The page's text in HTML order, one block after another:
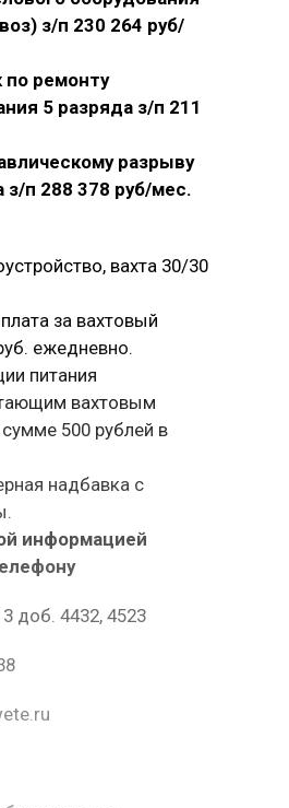
з/п 230 264 руб/
по ремонту
5 разряда з/п 211
разрыву
з/п 288 378 руб/мес.
вахта 30/30
за вахтовый
ежедневно.
питания
вахтовым
500 рублей в
надбавка с
информацией
доб. 4432, 4523